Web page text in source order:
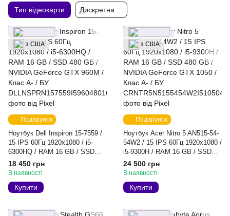
Тип відеокарти Дискретна
Подарунок
з США
Ноутбук Dell Inspiron 15-7559 /
15 IPS 60Гц 1920x1080 / i5-
6300HQ / RAM 16 GB / SSD
480 GB / NVIDIA GeForce GTX
960M / Клас A- / БУ
18 450 грн
В наявності
Купити
Подарунок
з США
Ноутбук Acer Nitro 5 AN515-54-
54W2 / 15 IPS 60Гц 1920x1080 /
i5-9300H / RAM 16 GB / SSD
480 GB / NVIDIA GeForce GTX
1050 / Клас A- / БУ
24 500 грн
В наявності
Купити